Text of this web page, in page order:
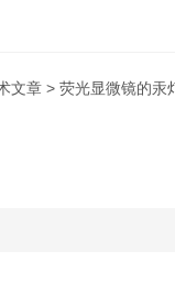
文章 > 荧光显微镜的汞